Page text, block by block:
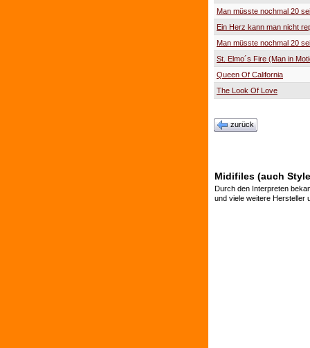
Man müsste nochmal 20
Ein Herz kann man nicht
Man müsste nochmal 20
St. Elmo´s Fire (Man in
Queen Of California
The Look Of Love
zurück
Midifiles (auch
Durch den Interpreten
und viele weitere Hersteller